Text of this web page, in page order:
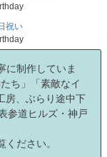
祝い
に制作していま
ち」「素敵なイ
房、ぶらり途中下
参道ヒルズ・神戸
ください。